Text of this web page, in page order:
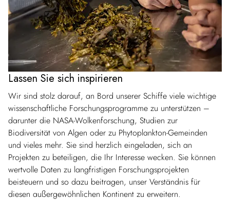
Lassen Sie sich inspirieren
Wir sind stolz darauf, an Bord unserer Schiffe viele wichtige
wissenschaftliche Forschungsprogramme zu unterstützen –
darunter die NASA-Wolkenforschung, Studien zur
Biodiversität von Algen oder zu Phytoplankton-Gemeinden
und vieles mehr. Sie sind herzlich eingeladen, sich an
Projekten zu beteiligen, die Ihr Interesse wecken. Sie können
wertvolle Daten zu langfristigen Forschungsprojekten
beisteuern und so dazu beitragen, unser Verständnis für
diesen außergewöhnlichen Kontinent zu erweitern.